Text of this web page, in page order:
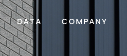
DATA COMPANY